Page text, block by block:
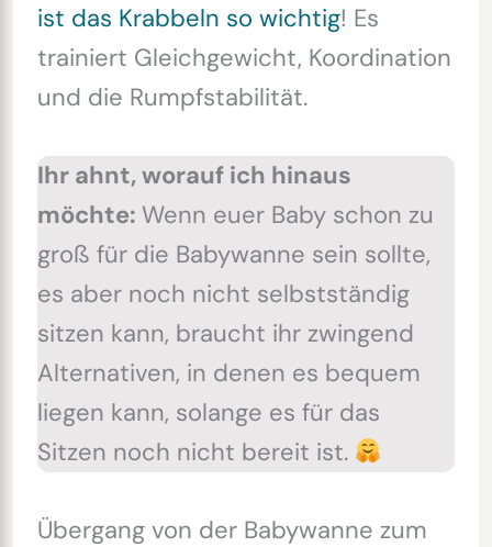
ist das Krabbeln so wichtig! Es
trainiert Gleichgewicht, Koordination
und die Rumpfstabilität.
Ihr ahnt, worauf ich hinaus
möchte: Wenn euer Baby schon zu
groß für die Babywanne sein sollte,
es aber noch nicht selbstständig
sitzen kann, braucht ihr zwingend
Alternativen, in denen es bequem
liegen kann, solange es für das
Sitzen noch nicht bereit ist.
Übergang von der Babywanne zum